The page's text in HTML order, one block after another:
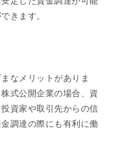
きます。
なメリットがありま
式公開企業の場合、資
資家や取引先からの信
調達の際にも有利に働